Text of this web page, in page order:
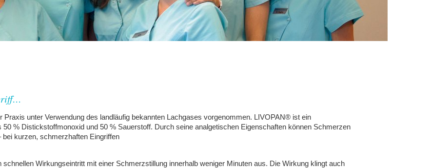
Praxis unter Verwendung des landläufig bekannten Lachgases vorgenommen. LIVOPAN® ist ein
% Distickstoffmonoxid und 50 % Sauerstoff. Durch seine analgetischen Eigenschaften können Schmerzen
kurzen, schmerzhaften Eingriffen
Wirkungseintritt mit einer Schmerzstillung innerhalb weniger Minuten aus. Die Wirkung klingt auch